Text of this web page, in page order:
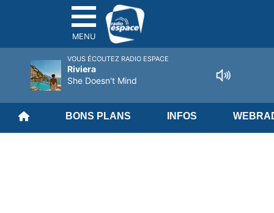
MENU
BONS PLANS INFOS
VOUS ÉCOUTEZ RADIO ESPACE
Riviera
She Doesn't Mind